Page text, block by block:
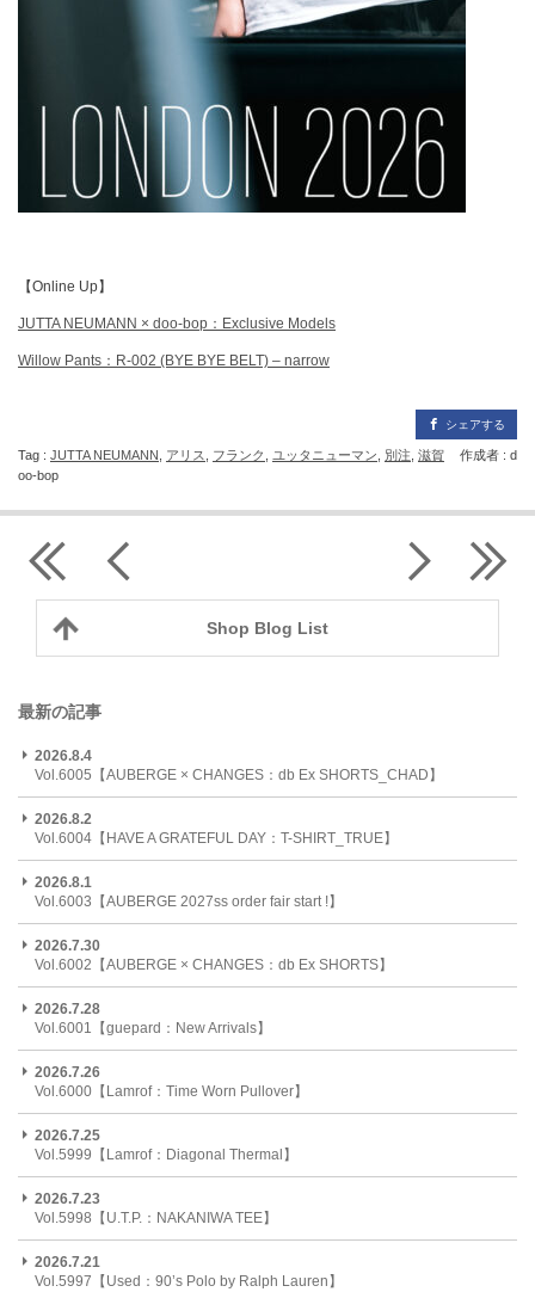
【Online Up】
JUTTA NEUMANN × doo-bop：Exclusive Models
Willow Pants：R-002 (BYE BYE BELT) – narrow
シェアする
Tag : JUTTA NEUMANN アリス フランク ユッタニューマン 別注 滋賀
作成者 : d
oo-bop
Shop Blog List
最新の記事
2026.8.4
Vol.6005【AUBERGE × CHANGES：db Ex SHORTS_CHAD】
2026.8.2
Vol.6004【HAVE A GRATEFUL DAY：T-SHIRT_TRUE】
2026.8.1
Vol.6003【AUBERGE 2027ss order fair start !】
2026.7.30
Vol.6002【AUBERGE × CHANGES：db Ex SHORTS】
2026.7.28
Vol.6001【guepard：New Arrivals】
2026.7.26
Vol.6000【Lamrof：Time Worn Pullover】
2026.7.25
Vol.5999【Lamrof：Diagonal Thermal】
2026.7.23
Vol.5998【U.T.P.：NAKANIWA TEE】
2026.7.21
Vol.5997【Used：90’s Polo by Ralph Lauren】